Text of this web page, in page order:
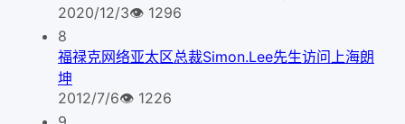
2020/12/3👁 1296
8
福禄克网络亚太区总裁Simon.Lee先生访问上海朗
坤
2012/7/6👁 1226